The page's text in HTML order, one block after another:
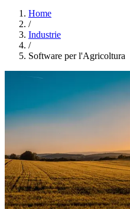
Home
/
Industrie
/
Software per l'Agricoltura
INDUSTRIA
Software per
Sviluppiamo soluzioni su misura
ottimizzano le operazioni di
agricoltura di precisione,
applichiamo pratiche sostenibili.
GIS, cloud computing e IoT per
gestione inventari, monitoraggio
analitica predittiva e accesso